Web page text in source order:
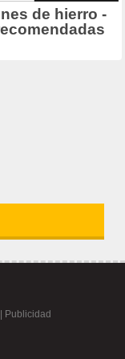
Publicidad